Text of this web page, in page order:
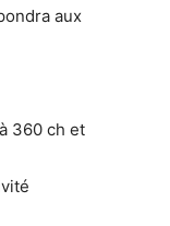
aux
360 ch et